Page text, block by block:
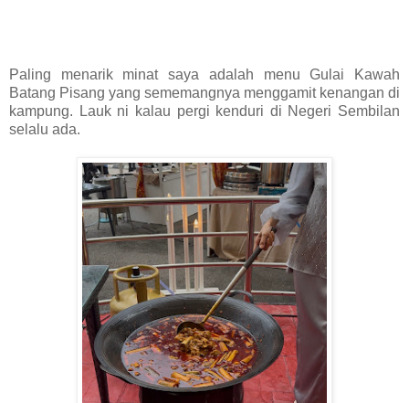
Paling menarik minat saya adalah menu Gulai Kawah
Batang Pisang yang sememangnya menggamit kenangan di
kampung. Lauk ni kalau pergi kenduri di Negeri Sembilan
selalu ada.